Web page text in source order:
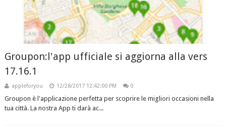
Groupon:l'app ufficiale si aggiorna alla vers
17.16.1
appleforyou 12/28/2017 12:42:00 PM 0
Groupon è l'applicazione perfetta per scoprire le migliori occasioni nella
tua città. La nostra App ti darà ac...